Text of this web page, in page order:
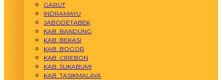
GARUT
INDRAMAYU
JABODETABEK
KAB. BANDUNG
KAB. BEKASI
KAB. BOGOR
KAB. CIREBON
KAB. SUKABUMI
KAB. TASIKMALAYA